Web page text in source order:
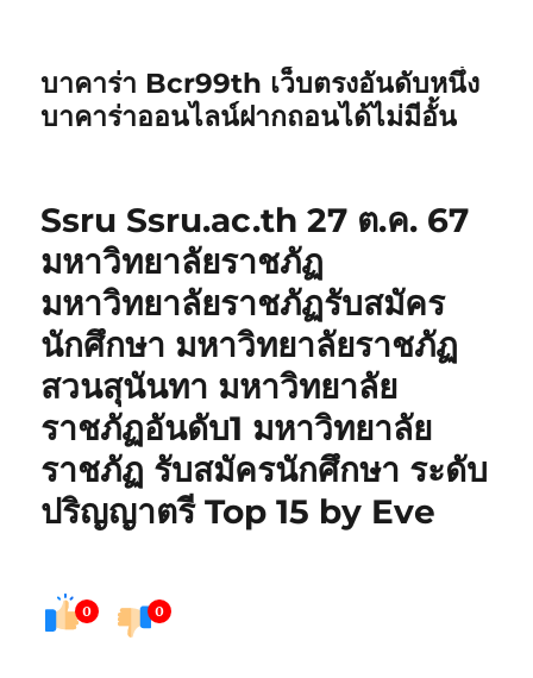
บาคาร่า Bcr99th เว็บตรงอันดับหนึ่ง
บาคาร่าออนไลน์ฝากถอนได้ไม่มีอั้น
Ssru Ssru.ac.th 27 ต.ค. 67
มหาวิทยาลัยราชภัฏ
มหาวิทยาลัยราชภัฏรับสมัคร
นักศึกษา มหาวิทยาลัยราชภัฏ
สวนสุนันทา มหาวิทยาลัย
ราชภัฏอันดับ1 มหาวิทยาลัย
ราชภัฏ รับสมัครนักศึกษา ระดับ
ปริญญาตรี Top 15 by Eve
0 0